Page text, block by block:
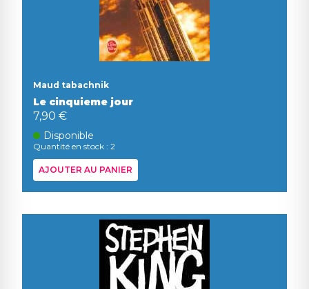
Maud tabachnik
Le cinquieme jour
7,90 €
Disponible
Quantité en stock : 2
AJOUTER AU PANIER